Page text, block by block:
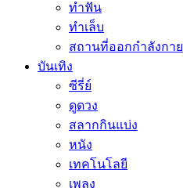
ทำฟัน
ทำเล็บ
สถานที่ออกกำลังกาย
บันเทิง
ซีรี่ย์
ดูดวง
สลากกินแบ่ง
หนัง
เทคโนโลยี
เพลง